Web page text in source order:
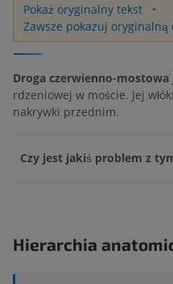
Pokaż oryginalny tekst
Zawsze pokazuj oryginalną
Droga czerwienno-mostowa
rdzeniowej w moście. Jej
nakrywki przednim.
Czy jest jakiś problem z
Hierarchia